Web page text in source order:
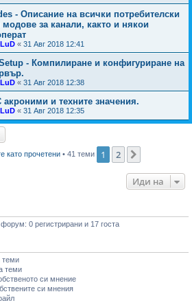
- Описание на всички потребителски
за канали, както и някои
LuD « 31 Авг 2018 12:41
- Компилиране и конфигуриране на
LuD « 31 Авг 2018 12:38
акроними и техните значения.
LuD « 31 Авг 2018 12:35
като прочетени • 41 теми 1 2
Иди на
0 регистрирани и 17 госта
теми
теми
си мнение
си мнения